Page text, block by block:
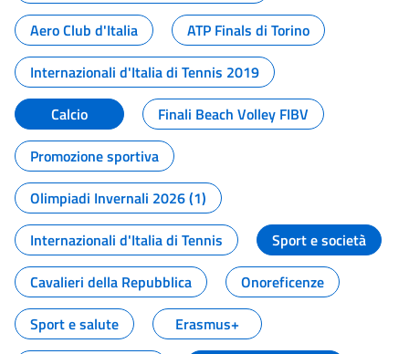
Aero Club d'Italia
ATP Finals di Torino
Internazionali d'Italia di Tennis 2019
Calcio
Finali Beach Volley FIBV
Promozione sportiva
Olimpiadi Invernali 2026 (1)
Internazionali d'Italia di Tennis
Sport e società
Cavalieri della Repubblica
Onoreficenze
Sport e salute
Erasmus+